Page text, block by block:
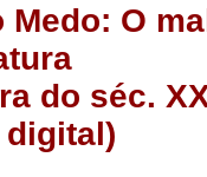
Medo: O
do séc.
digital)